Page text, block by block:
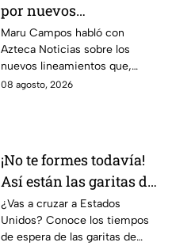
por nuevos
lineamientos: “Podrían
convertirse en censura”
Maru Campos habló con
Azteca Noticias sobre los
nuevos lineamientos que,
según su postura, podrían
08 agosto, 2026
¡No te formes todavía!
Así están las garitas de
Tijuana hoy sábado 8
de agosto
¿Vas a cruzar a Estados
Unidos? Conoce los tiempos
de espera de las garitas de